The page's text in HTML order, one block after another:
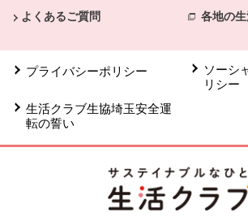
よくあるご質問
各地の
プライバシーポリシー
ソーシ
リシー
生活クラブ生協埼玉安全運
転の誓い